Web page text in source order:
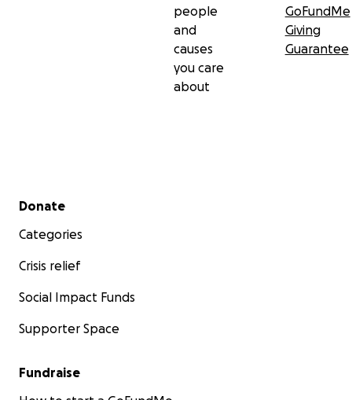
people
and
causes
you care
about
GoFundMe
Giving
Guarantee
Secondary menu
Donate
Categories
Crisis relief
Social Impact Funds
Supporter Space
Fundraise